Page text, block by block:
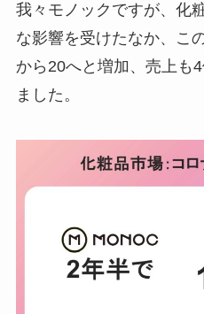
我々モノックですが、化
な影響を受けたなか、こ
から20へと増加、売上も
ました。